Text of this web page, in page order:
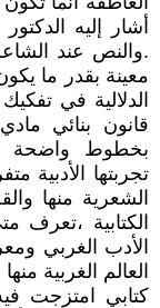
أشار إليه
.والنص عند
معينة بقدر ما
الدلالية في
قانون بنائي
بخطوط واضحة
تجربتها الأدبية
الشعرية منها
الكتابية ،تعرف
الأدب الغربي
العالم الغربية
كتابي امتزجت